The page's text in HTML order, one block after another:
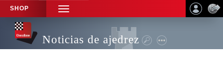
SHOP
TOGGLE
NAVIGATION
Noticias de ajedrez